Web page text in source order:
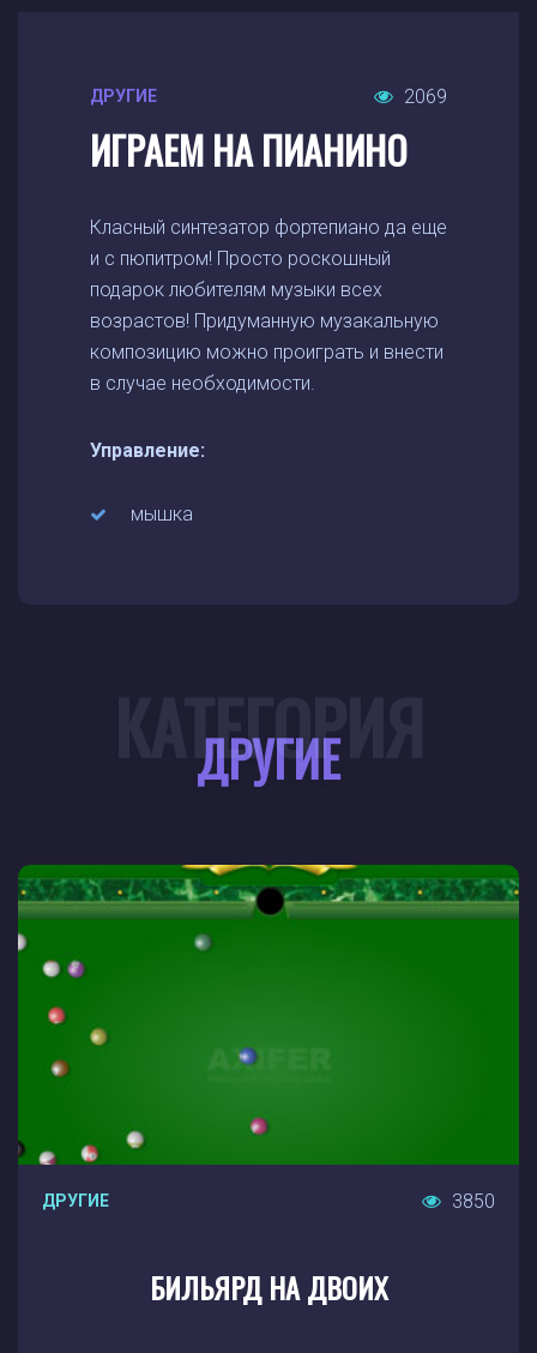
ДРУГИЕ 2069
ИГРАЕМ НА ПИАНИНО
Класный синтезатор фортепиано да еще
и с пюпитром! Просто роскошный
подарок любителям музыки всех
возрастов! Придуманную музакальную
композицию можно проиграть и внести
в случае необходимости.
Управление:
мышка
ДРУГИЕ
КАТЕГОРИЯ
ДРУГИЕ 3850
БИЛЬЯРД НА ДВОИХ